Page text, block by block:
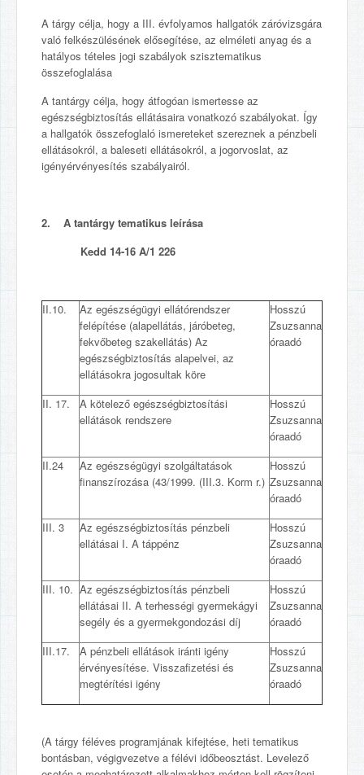
A tárgy célja, hogy a III. évfolyamos hallgatók záróvizsgára
való felkészülésének elősegítése, az elméleti anyag és a
hatályos tételes jogi szabályok szisztematikus
összefoglalása
A tantárgy célja, hogy átfogóan ismertesse az
egészségbiztosítás ellátásaira vonatkozó szabályokat. Így
a hallgatók összefoglaló ismereteket szereznek a pénzbeli
ellátásokról, a baleseti ellátásokról, a jogorvoslat, az
igényérvényesítés szabályairól.
2. A tantárgy tematikus leírása
Kedd 14-16 A/1 226
II.10.
Az egészségügyi ellátórendszer
felépítése (alapellátás, járóbeteg,
fekvőbeteg szakellátás) Az
egészségbiztosítás alapelvei, az
ellátásokra jogosultak köre
Hosszú
Zsuzsanna
óraadó
II. 17.
A kötelező egészségbiztosítási
ellátások rendszere
Hosszú
Zsuzsanna
óraadó
II.24
Az egészségügyi szolgáltatások
finanszírozása (43/1999. (III.3. Korm r.)
Hosszú
Zsuzsanna
óraadó
III. 3
Az egészségbiztosítás pénzbeli
ellátásai I. A táppénz
Hosszú
Zsuzsanna
óraadó
III. 10. Az egészségbiztosítás pénzbeli
ellátásai II. A terhességi gyermekágyi
segély és a gyermekgondozási díj
Hosszú
Zsuzsanna
óraadó
III.17.
A pénzbeli ellátások iránti igény
érvényesítése. Visszafizetési és
megtérítési igény
Hosszú
Zsuzsanna
óraadó
(A tárgy féléves programjának kifejtése, heti tematikus
bontásban, végigvezetve a félévi időbeosztást. Levelező